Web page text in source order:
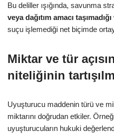
Bu deliller ışığında, savunma
veya dağıtım amacı taşımadığı
suçu işlemediği net biçimde
Miktar ve tür
niteliğinin
Uyuşturucu maddenin türü ve
miktarını doğrudan etkiler.
uyuşturucuların hukuki